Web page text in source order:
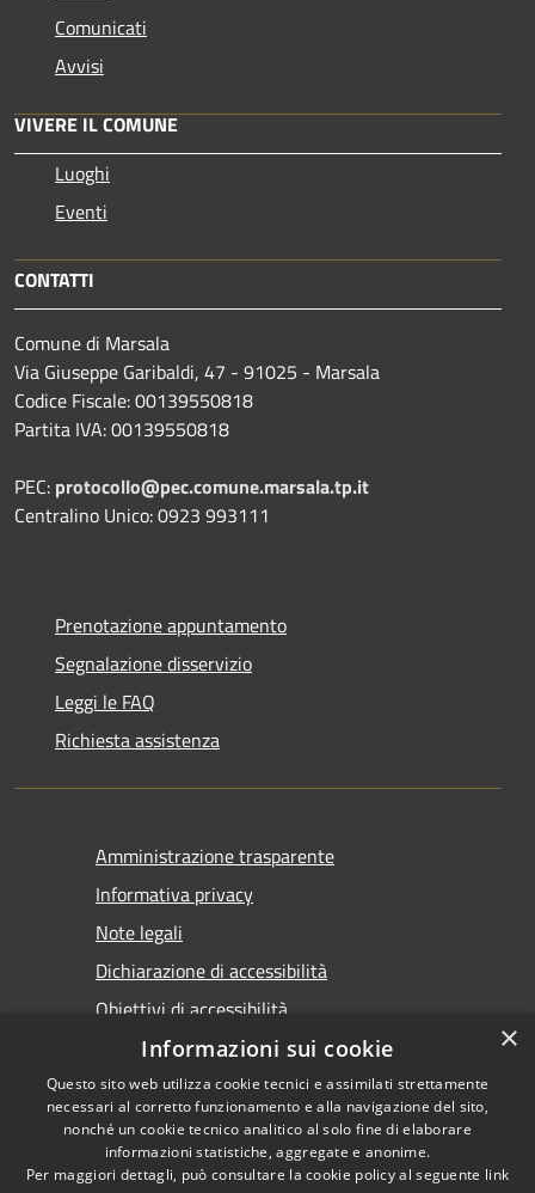
Comunicati
Avvisi
VIVERE IL COMUNE
Luoghi
Eventi
CONTATTI
Comune di Marsala
Via Giuseppe Garibaldi, 47 - 91025 - Marsala
Codice Fiscale: 00139550818
Partita IVA: 00139550818
PEC: protocollo@pec.comune.marsala.tp.it
Centralino Unico: 0923 993111
Prenotazione appuntamento
Segnalazione disservizio
Leggi le FAQ
Richiesta assistenza
Amministrazione trasparente
Informativa privacy
Note legali
Dichiarazione di accessibilità
Obiettivi di accessibilità
Copyright © 2026 • Comune di
Marsala • Powered by
×
Informazioni sui cookie
Questo sito web utilizza cookie tecnici e assimilati strettamente
necessari al corretto funzionamento e alla navigazione del sito,
nonché un cookie tecnico analitico al solo fine di elaborare
informazioni statistiche, aggregate e anonime.
Per maggiori dettagli, può consultare la cookie policy al seguente link